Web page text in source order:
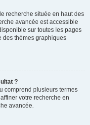
recherche située en haut des
avancée est accessible
sur toutes les pages
des thèmes graphiques
?
comprend plusieurs termes
votre recherche en
avancée.